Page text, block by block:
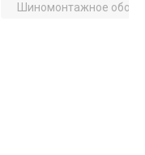
Шиномонтажное